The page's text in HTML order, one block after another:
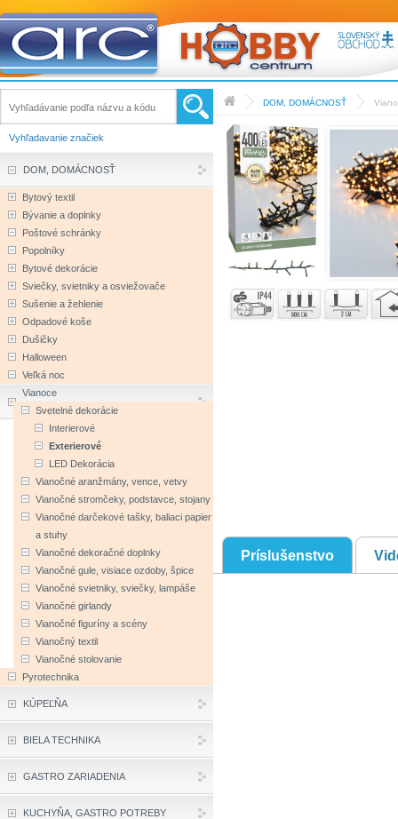
DOM, DOMÁCNOSŤ
Príslušenstvo
Vyhľadavanie značiek
DOM, DOMÁCNOSŤ
Bytový textil
Bývanie a doplnky
Poštové schránky
Popolníky
Bytové dekorácie
Sviečky, svietniky a osviežovače
Sušenie a žehlenie
Odpadové koše
Dušičky
Halloween
Veľká noc
Vianoce
Svetelné dekorácie
Interierové
Exterierové
LED Dekorácia
Vianočné aranžmány, vence, vetvy
Vianočné stromčeky, podstavce, stojany
Vianočné darčekové tašky, baliaci papier
a stuhy
Vianočné dekoračné doplnky
Vianočné gule, visiace ozdoby, špice
Vianočné svietniky, sviečky, lampáše
Vianočné girlandy
Vianočné figuríny a scény
Vianočný textil
Vianočné stolovanie
Pyrotechnika
KÚPEĽŇA
BIELA TECHNIKA
GASTRO ZARIADENIA
KUCHYŇA, GASTRO POTREBY